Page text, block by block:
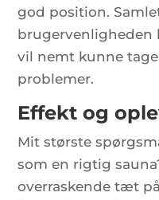
god position.
brugervenligheden
vil nemt kunne
problemer.
Effekt og
Mit største
som en rigtig
overraskende tæt